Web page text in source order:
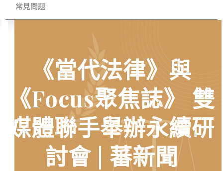
常見問題
《當代法律》與
《Focus聚焦誌》 雙
媒體聯手舉辦永續研
討會 | 蕃新聞